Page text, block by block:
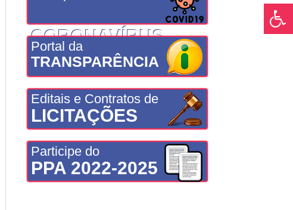
CORONAVÍRUS
Portal da
TRANSPARÊNCIA
Editais e Contratos de
LICITAÇÕES
Participe do
PPA 2022-2025